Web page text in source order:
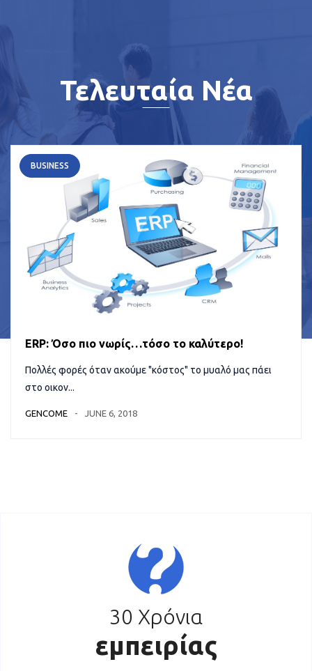
Τελευταία Νέα
BUSINESS
ERP: Όσο πιο νωρίς…τόσο το καλύτερο!
Πολλές φορές όταν ακούμε "κόστος" το μυαλό μας πάει
στο οικον...
GENCOME JUNE 6, 2018
30 Χρόνια
εμπειρίας